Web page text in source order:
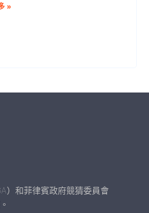
»
）和菲律賓政府競猜委員會